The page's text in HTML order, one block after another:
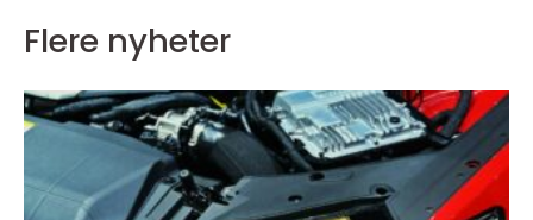
Flere nyheter